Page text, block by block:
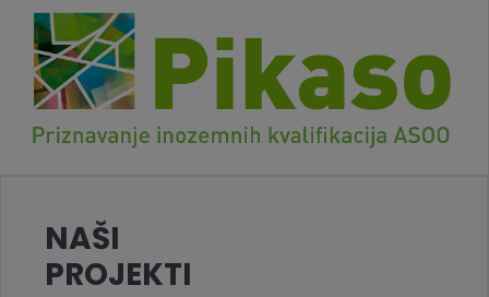
NAŠI
PROJEKTI